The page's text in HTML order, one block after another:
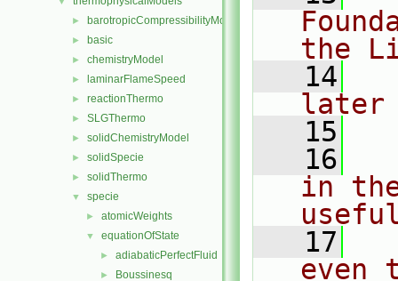
► barotropicCompressibilityModel
► basic
► chemistryModel
► laminarFlameSpeed
► reactionThermo
► SLGThermo
► solidChemistryModel
► solidSpecie
► solidThermo
▼ specie
► atomicWeights
▼ equationOfState
► adiabaticPerfectFluid
► Boussinesq
the
   14
later
   15
   16
in
   17
even